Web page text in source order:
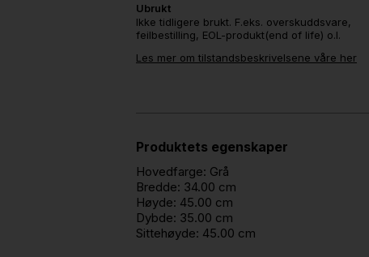
Ubrukt
Ikke tidligere brukt. F.eks. overskuddsvare,
feilbestilling, EOL-produkt(end of life) o.l.
Les mer om tilstandsbeskrivelsene våre her
Produktets egenskaper
Hovedfarge: Grå
Bredde: 34.00 cm
Høyde: 45.00 cm
Dybde: 35.00 cm
Sittehøyde: 45.00 cm